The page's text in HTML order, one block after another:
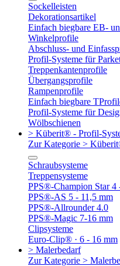
Sockelleisten
Dekorationsartikel
Einfach biegbare EB-
Winkelprofile
Abschluss- und
Profil-Systeme für
Treppenkantenprofile
Übergangsprofile
Rampenprofile
Einfach biegbare
Profil-Systeme für
Wölbschienen
> Küberit® - Profil-
Zur Kategorie >
Schraubsysteme
Treppensysteme
PPS®-Champion Star 4
PPS®-AS 5 - 11,5 mm
PPS®-Allrounder 4.0
PPS®-Magic 7-16 mm
Clipsysteme
Euro-Clip® · 6 - 16 mm
> Malerbedarf
Zur Kategorie >